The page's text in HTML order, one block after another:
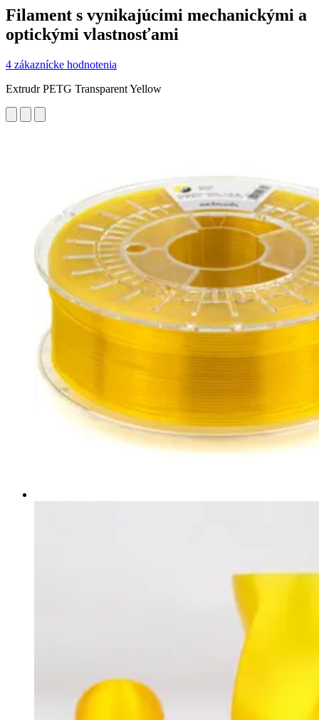
Filament s vynikajúcimi mechanickými a
optickými vlastnosťami
4 zákaznícke hodnotenia
Extrudr PETG Transparent Yellow